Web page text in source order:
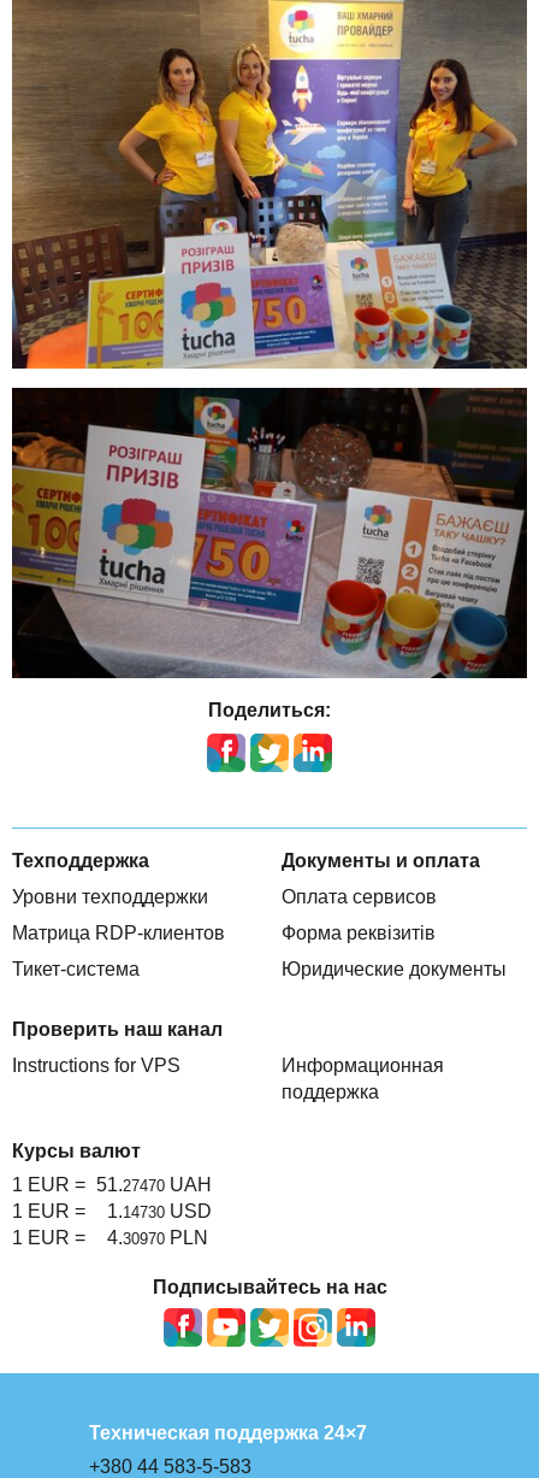
Поделиться:
Техподдержка
Уровни техподдержки
Матрица RDP-клиентов
Тикет-система
Документы и оплата
Оплата сервисов
Форма реквізитів
Юридические документы
Проверить наш канал
Instructions for VPS
Информационная
поддержка
Курсы валют
1 EUR = 51.27470 UAH
1 EUR =
1.14730 USD
1 EUR =
4.30970 PLN
Подписывайтесь на нас
Техническая поддержка 24×7
+380 44 583-5-583